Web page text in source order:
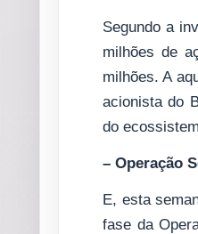
Segundo a
milhões de
milhões. A
acionista do
do
– Operação
E, esta
fase da